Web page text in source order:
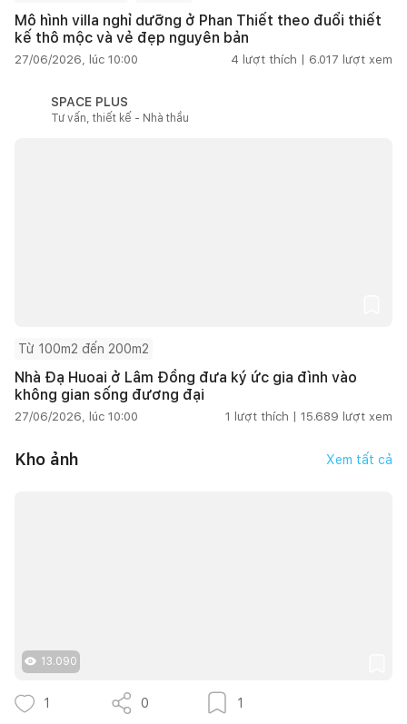
Mô hình villa nghỉ dưỡng ở Phan Thiết theo đuổi thiết
kế thô mộc và vẻ đẹp nguyên bản
27/06/2026, lúc 10:00 4 lượt thích | 6.017 lượt xem
SPACE PLUS
Tư vấn, thiết kế - Nhà thầu
Từ 100m2 đến 200m2
Nhà Đạ Huoai ở Lâm Đồng đưa ký ức gia đình vào
không gian sống đương đại
27/06/2026, lúc 10:00 1 lượt thích | 15.689 lượt xem
Kho ảnh Xem tất cả
13.090
1 0 1